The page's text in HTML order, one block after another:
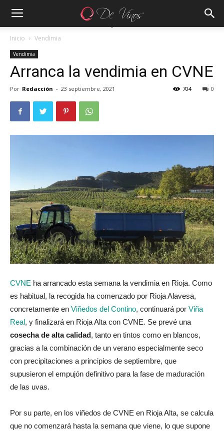
Inicio Vendimia
Vendimia
Arranca la vendimia en CVNE
Por Redacción - 23 septiembre, 2021 0
704
CVNE ha arrancado esta semana la vendimia en Rioja. Como
es habitual, la recogida ha comenzado por Rioja Alavesa,
concretamente en Viñedos del Contino, continuará por Viña
Real, y finalizará en Rioja Alta con CVNE. Se prevé una
cosecha de alta calidad, tanto en tintos como en blancos,
gracias a la combinación de un verano especialmente seco
con precipitaciones a principios de septiembre, que
supusieron el empujón definitivo para la fase de maduración
de las uvas.
Por su parte, en los viñedos de CVNE en Rioja Alta, se calcula
que no comenzará hasta la semana que viene, lo que supone